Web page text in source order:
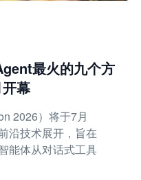
最火的九个方
幕
2026）将于7月
沿技术展开，旨在
能体从对话式工具